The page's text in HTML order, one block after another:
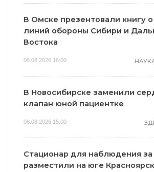
В Омске презентовали книгу
линий обороны Сибири и
Востока
08.08.2026 16:00
В Новосибирске заменили
клапан юной пациентке
08.08.2026 15:00
Стационар для наблюдения
разместили на юге